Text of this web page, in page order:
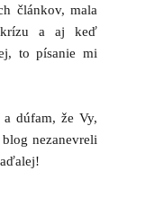
článkov, mala
krízu a aj keď
to písanie mi
dúfam, že Vy,
nezanevreli